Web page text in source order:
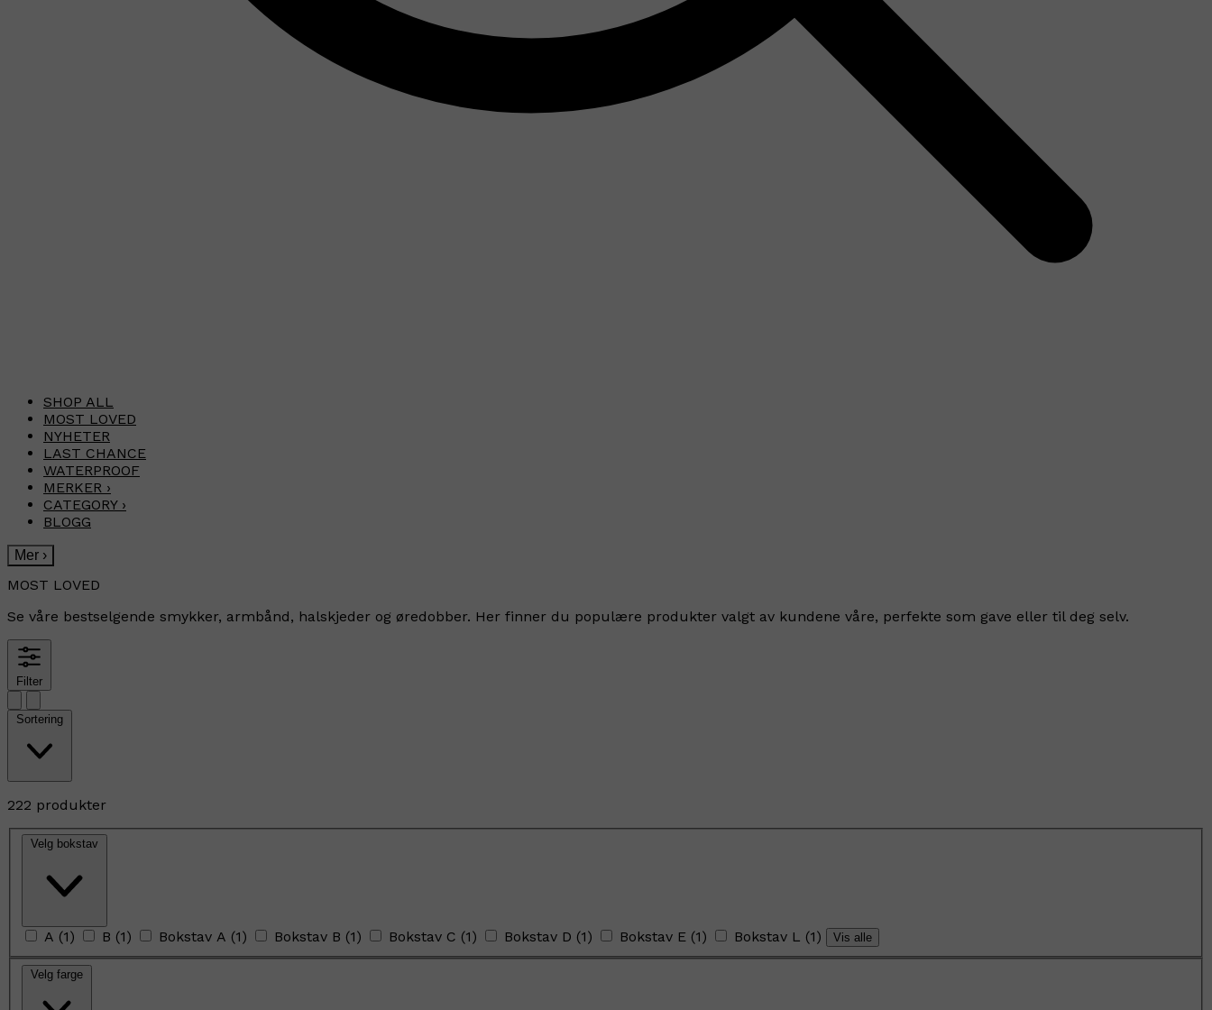
SHOP ALL
MOST LOVED
NYHETER
LAST CHANCE
WATERPROOF
MERKER ›
CATEGORY ›
BLOGG
Mer ›
MOST LOVED
Se våre bestselgende smykker, armbånd, halskjeder og øredobber. Her finner du populære produkter valgt av kundene våre, perfekte som gave eller til deg selv.
Filter
Sortering
222 produkter
Velg bokstav
A (1) B (1) Bokstav A (1) Bokstav B (1) Bokstav C (1) Bokstav D (1) Bokstav E (1) Bokstav L (1) Vis alle
Velg farge